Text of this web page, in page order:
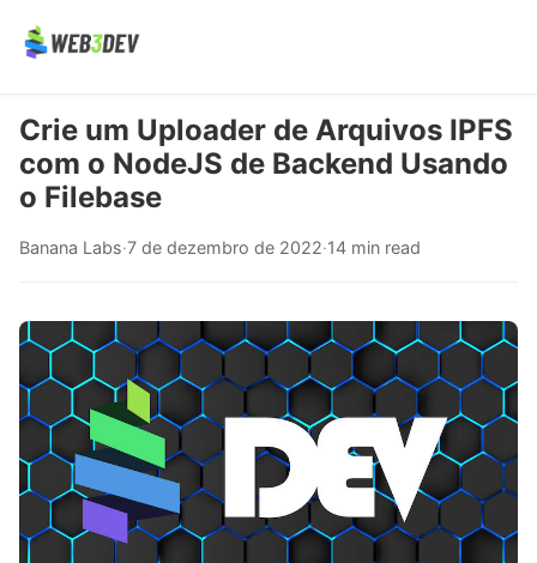
Crie um Uploader de Arquivos IPFS
com o NodeJS de Backend Usando
o Filebase
Banana Labs·7 de dezembro de 2022·14 min read